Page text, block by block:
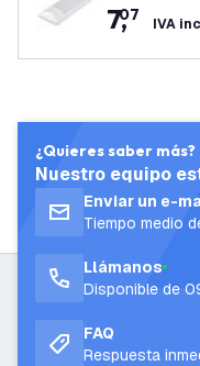
años de
7,
07 IVA
¿Quieres saber más?
Nuestro equipo
Enviar un e-
Tiempo medio
Llámanos
Disponible de
FAQ
Respuesta